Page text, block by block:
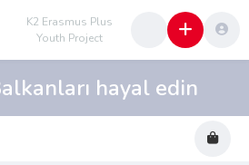
K2 Erasmus Plus
Youth Project
hayal edin